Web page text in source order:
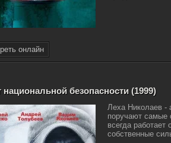
онлайн
национальной безопасности (1999)
Леха Николаев -
поручают самые
всегда работает
собственные